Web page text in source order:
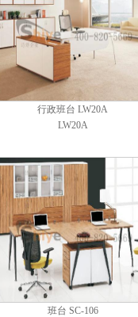
行政班台 LW20A
LW20A
班台 SC-106